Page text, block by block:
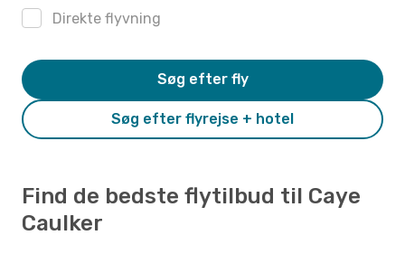
Direkte flyvning
Søg efter flyrejse + hotel
Søg efter fly
Find de bedste flytilbud til Caye
Caulker